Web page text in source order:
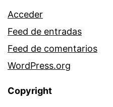
Acceder
Feed de entradas
Feed de comentarios
WordPress.org
Copyright